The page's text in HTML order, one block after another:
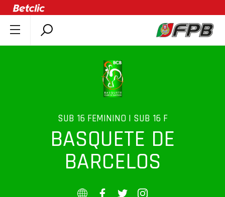
SOBRE A FPB
ASSOCIAÇÕES
CLUBES
SUB 16 FEMININO | SUB 16 F
BASQUETE DE
BARCELOS